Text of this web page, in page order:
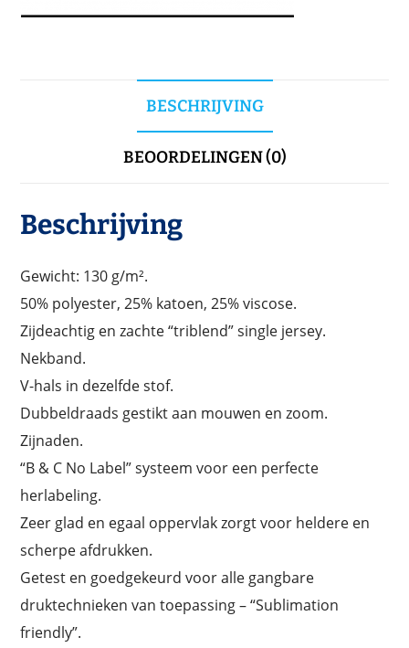
BESCHRIJVING
BEOORDELINGEN (0)
Beschrijving
Gewicht: 130 g/m².
50% polyester, 25% katoen, 25% viscose.
Zijdeachtig en zachte “triblend” single jersey.
Nekband.
V-hals in dezelfde stof.
Dubbeldraads gestikt aan mouwen en zoom.
Zijnaden.
“B & C No Label” systeem voor een perfecte
herlabeling.
Zeer glad en egaal oppervlak zorgt voor heldere en
scherpe afdrukken.
Getest en goedgekeurd voor alle gangbare
druktechnieken van toepassing – “Sublimation
friendly”.